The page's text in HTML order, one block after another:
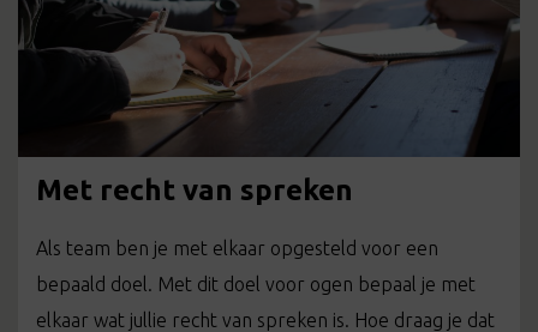
Met recht van spreken
Als team ben je met elkaar opgesteld voor een
bepaald doel. Met dit doel voor ogen bepaal je met
elkaar wat jullie recht van spreken is. Hoe draag je dat